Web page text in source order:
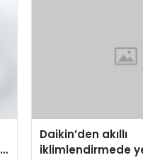
Daikin’den akıllı
iklimlendirmede